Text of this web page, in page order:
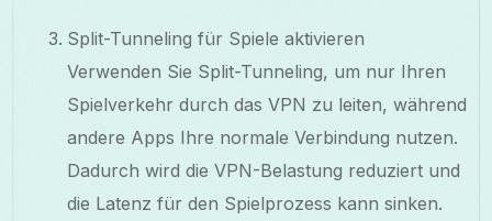
Split-Tunneling für Spiele aktivieren
Verwenden Sie Split-Tunneling, um nur Ihren
Spielverkehr durch das VPN zu leiten, während
andere Apps Ihre normale Verbindung nutzen.
Dadurch wird die VPN-Belastung reduziert und
die Latenz für den Spielprozess kann sinken.